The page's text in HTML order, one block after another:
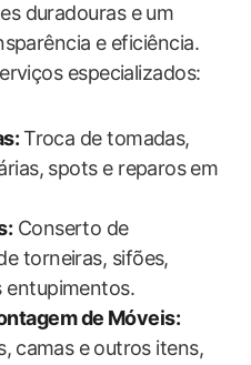
duradouras e um
e eficiência.
especializados:
⁣Troca de tomadas,
spots e reparos ⁤em
Conserto de
torneiras, sifões,
entupimentos.
de Móveis:
⁣camas e ⁢outros itens,